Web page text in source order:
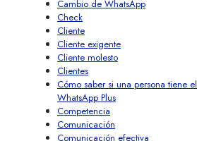
Cambio de WhatsApp
Check
Cliente
Cliente exigente
Cliente molesto
Clientes
Cómo saber si una persona tiene el
WhatsApp Plus
Competencia
Comunicación
Comunicación efectiva